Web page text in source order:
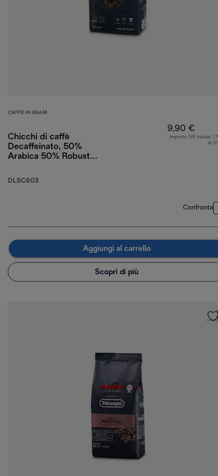
CAFFÈ IN GRANI
Chicchi di caffè
Decaffeinato, 50%
Arabica 50% Robusta,
DLSC603
9,90 €
Importo IVA incluso
di
Confronta
Aggiungi al carrello
Scopri di più